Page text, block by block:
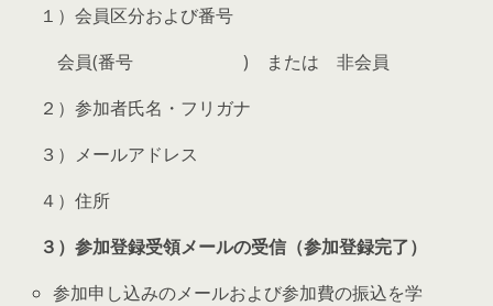
１）会員区分および番号
会員(番号 ) または 非会員
２）参加者氏名・フリガナ
３）メールアドレス
４）住所
３）参加登録受領メールの受信（参加登録完了）
参加申し込みのメールおよび参加費の振込を学